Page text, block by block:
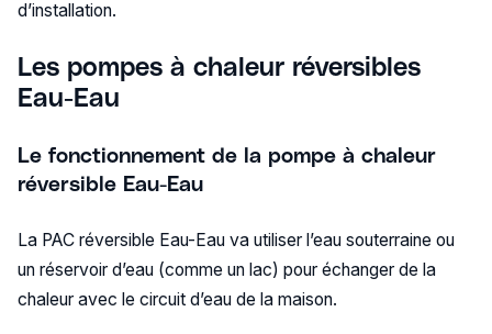
d’installation.
Les pompes à chaleur réversibles
Eau-Eau
Le fonctionnement de la pompe à chaleur
réversible Eau-Eau
La PAC réversible Eau-Eau va utiliser l’eau souterraine ou
un réservoir d’eau (comme un lac) pour échanger de la
chaleur avec le circuit d’eau de la maison.